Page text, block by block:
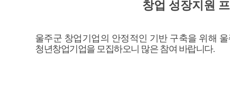
창업 성장지원
울주군 창업기업의 안정적인 기반 구축을 위해
청년창업기업을 모집하오니 많은 참여 바랍니다.